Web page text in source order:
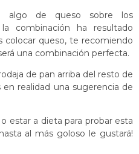
algo de queso sobre los
combinación ha resultado
colocar queso, te recomiendo
una combinación perfecta.
de pan arriba del resto de
realidad una sugerencia de
estar a dieta para probar esta
al más goloso le gustará!